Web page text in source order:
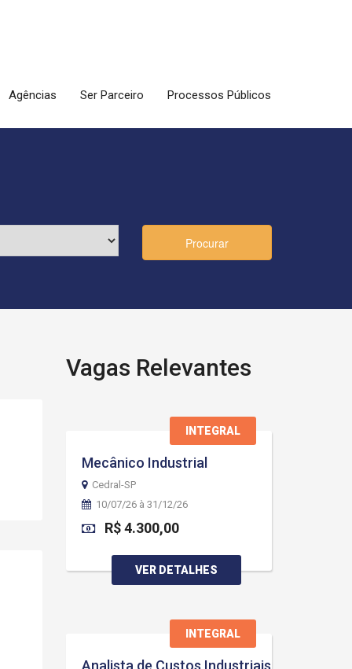
Agências Ser Parceiro Processos Públicos
Procurar
Vagas Relevantes
INTEGRAL
Mecânico Industrial
Cedral-SP
10/07/26 à 31/12/26
R$ 4.300,00
VER DETALHES
INTEGRAL
Analista de Custos Industriais